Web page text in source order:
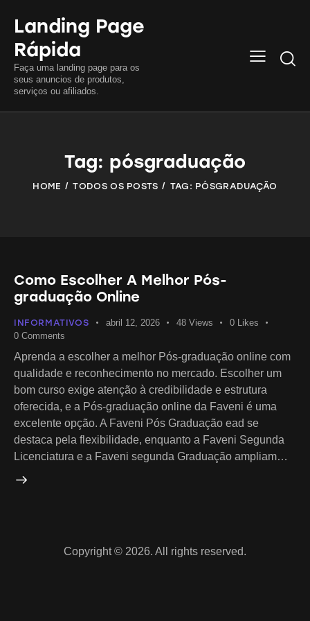
Landing Page
Rápida
Faça uma landing page para os
seus anuncios de produtos,
serviços ou afiliados.
Tag: pósgraduação
HOME TODOS OS POSTS TAG: PÓSGRADUAÇÃO
Como Escolher A Melhor Pós-
graduação Online
INFORMATIVOS abril 12, 2026 48 Views 0
Likes
0 Comments
Aprenda a escolher a melhor Pós-graduação online com
qualidade e reconhecimento no mercado. Escolher um
bom curso exige atenção à credibilidade e estrutura
oferecida, e a Pós-graduação online da Faveni é uma
excelente opção. A Faveni Pós Graduação ead se
destaca pela flexibilidade, enquanto a Faveni Segunda
Licenciatura e a Faveni segunda Graduação ampliam…
Copyright © 2026. All rights reserved.